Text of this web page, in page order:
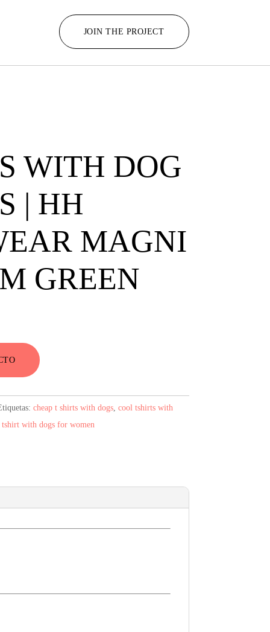
JOIN THE PROJECT
WITH DOG
| HH
MAGNI
GREEN
cheap t shirts with dogs, cool tshirts with
tshirt with dogs for women